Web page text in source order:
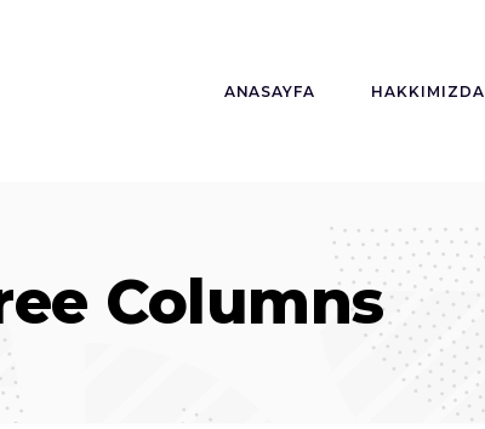
ANASAYFA HAKKIMIZDA
Columns